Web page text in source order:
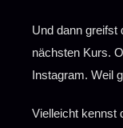
Und dann greifst
nächsten Kurs.
Instagram. Weil
Vielleicht kennst